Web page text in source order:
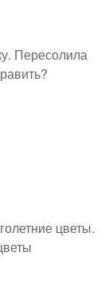
Пересолила
цветы.